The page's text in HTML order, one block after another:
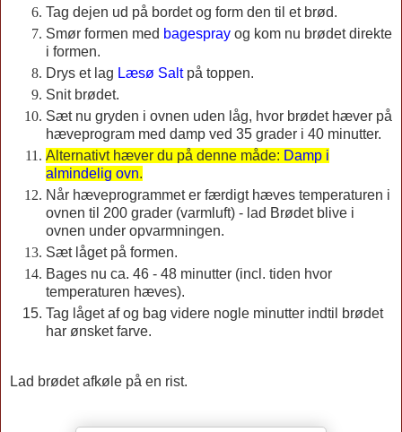
Tag dejen ud på bordet og form den til et brød.
Smør formen med bagespray og kom nu brødet direkte
i formen.
Drys et lag Læsø Saltpå toppen.
Snit brødet.
Sæt nu gryden i ovnen uden låg, hvor brødet hæver på
hæveprogram med damp ved 35 grader i 40 minutter.
Alternativt hæver du på denne måde: Damp i
almindelig ovn.
Når hæveprogrammet er færdigt hæves temperaturen i
ovnen til 200 grader (varmluft) - lad Brødet blive i
ovnen under opvarmningen.
Sæt låget på formen.
Bages nu ca. 46 - 48 minutter (incl. tiden hvor
temperaturen hæves).
Tag låget af og bag videre nogle minutter indtil brødet
har ønsket farve.
Lad brødet afkøle på en rist.